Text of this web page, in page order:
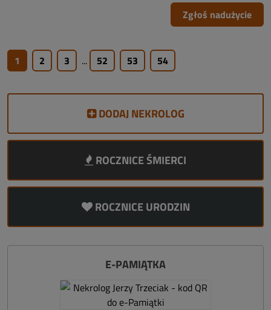
Zgłoś nadużycie
1 2 3 ... 52 53 54
DODAJ NEKROLOG
ROCZNICE ŚMIERCI
ROCZNICE URODZIN
E-PAMIĄTKA